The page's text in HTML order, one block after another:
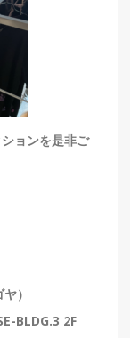
ョンを是非ご
）
BLDG.3 2F